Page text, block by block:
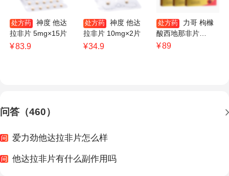
处方药
神度 他达
拉非片 5mg×15片
¥83.9
处方药
拉非片 10mg×2片
¥34.9
处方药
酸西地那非片
50mg×3片×3小盒
¥89
问答（460）
爱力劲他达拉非片怎么样
他达拉非片有什么副作用吗